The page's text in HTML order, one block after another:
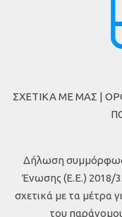
ΣΧΕΤΙΚΑ ΜΕ ΜΑΣ |
Δήλωση
Ένωσης (Ε.Ε.) 2018/
σχετικά με τα μέτρα
του